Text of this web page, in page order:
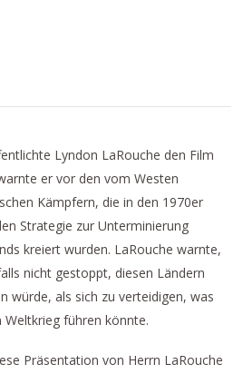
Lyndon LaRouche den Film
er vor den vom Westen
Kämpfern, die in den 1970er
Strategie zur Unterminierung
kreiert wurden. LaRouche warnte,
nicht gestoppt, diesen Ländern
würde, als sich zu verteidigen, was
führen könnte.
Präsentation von Herrn LaRouche